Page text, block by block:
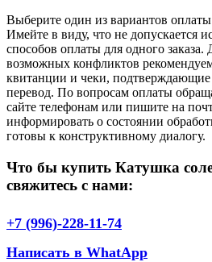
Выберите один из вариантов
Имейте в виду, что не допускается
способов оплаты для одного
возможных конфликтов
квитанции и чеки,
перевод. По вопросам оплаты
сайте телефонам или пишите на
информировать о состоянии
готовы к конструктивному диалогу.
Что бы купить Катушка
свяжитесь с нами:
+7 (996)-228-11-74
Написать в WhatApp